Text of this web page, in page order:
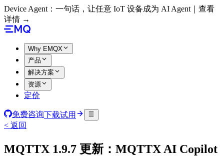
Device Agent：一句话，让任意 IoT 设备成为 AI Agent｜查看
详情 →
Why EMQX
产品
解决方案
资源
定价
免费咨询下载试用
< 返回
MQTTX 1.9.7 更新：MQTTX AI Copilot